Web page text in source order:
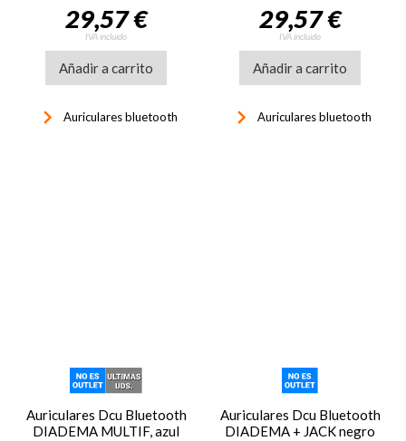
29,57 €
IVA incluido
Añadir a carrito
keyboard_arrow_right Auriculares bluetooth
29,57 €
IVA incluido
Añadir a carrito
keyboard_arrow_right Auriculares bluetooth
Auriculares Dcu Bluetooth
DIADEMA MULTIF, azul
Auriculares Dcu Bluetooth
DIADEMA + JACK negro